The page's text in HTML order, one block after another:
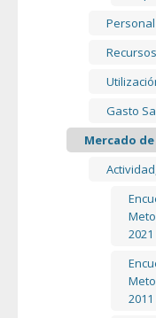
Gasto
Mercado
2021
2011